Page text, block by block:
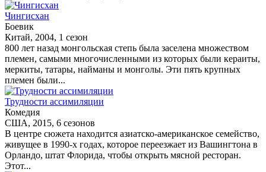
Чингисхан
Боевик
Китай, 2004, 1 сезон
800 лет назад монгольская степь была заселена множеством
племен, самыми многочисленными из которых были кераиты,
меркиты, татары, найманы и монголы. Эти пять крупных
племен были...
Трудности ассимиляции
Комедия
США, 2015, 6 сезонов
В центре сюжета находится азиатско-американское семейство,
живущее в 1990-х годах, которое переезжает из Вашингтона в
Орландо, штат Флорида, чтобы открыть мясной ресторан.
Этот...